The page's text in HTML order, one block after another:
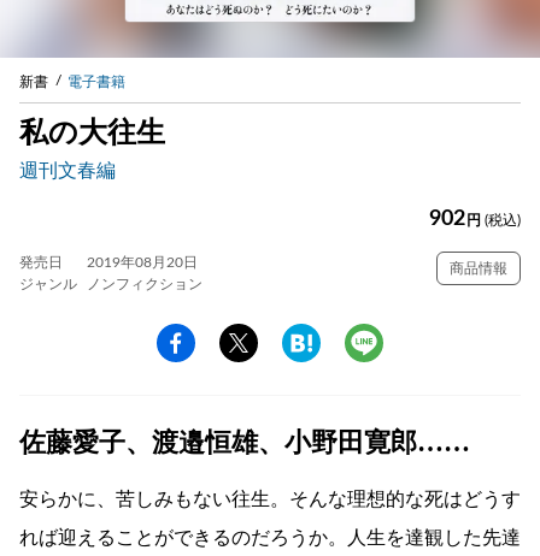
新書 電子書籍
私の大往生
週刊文春編
902 円 (税込)
発売日
2019年08月20日
ジャンル
ノンフィクション
商品情報
佐藤愛子、渡邉恒雄、小野田寛郎……
安らかに、苦しみもない往生。そんな理想的な死はどうす
れば迎えることができるのだろうか。人生を達観した先達